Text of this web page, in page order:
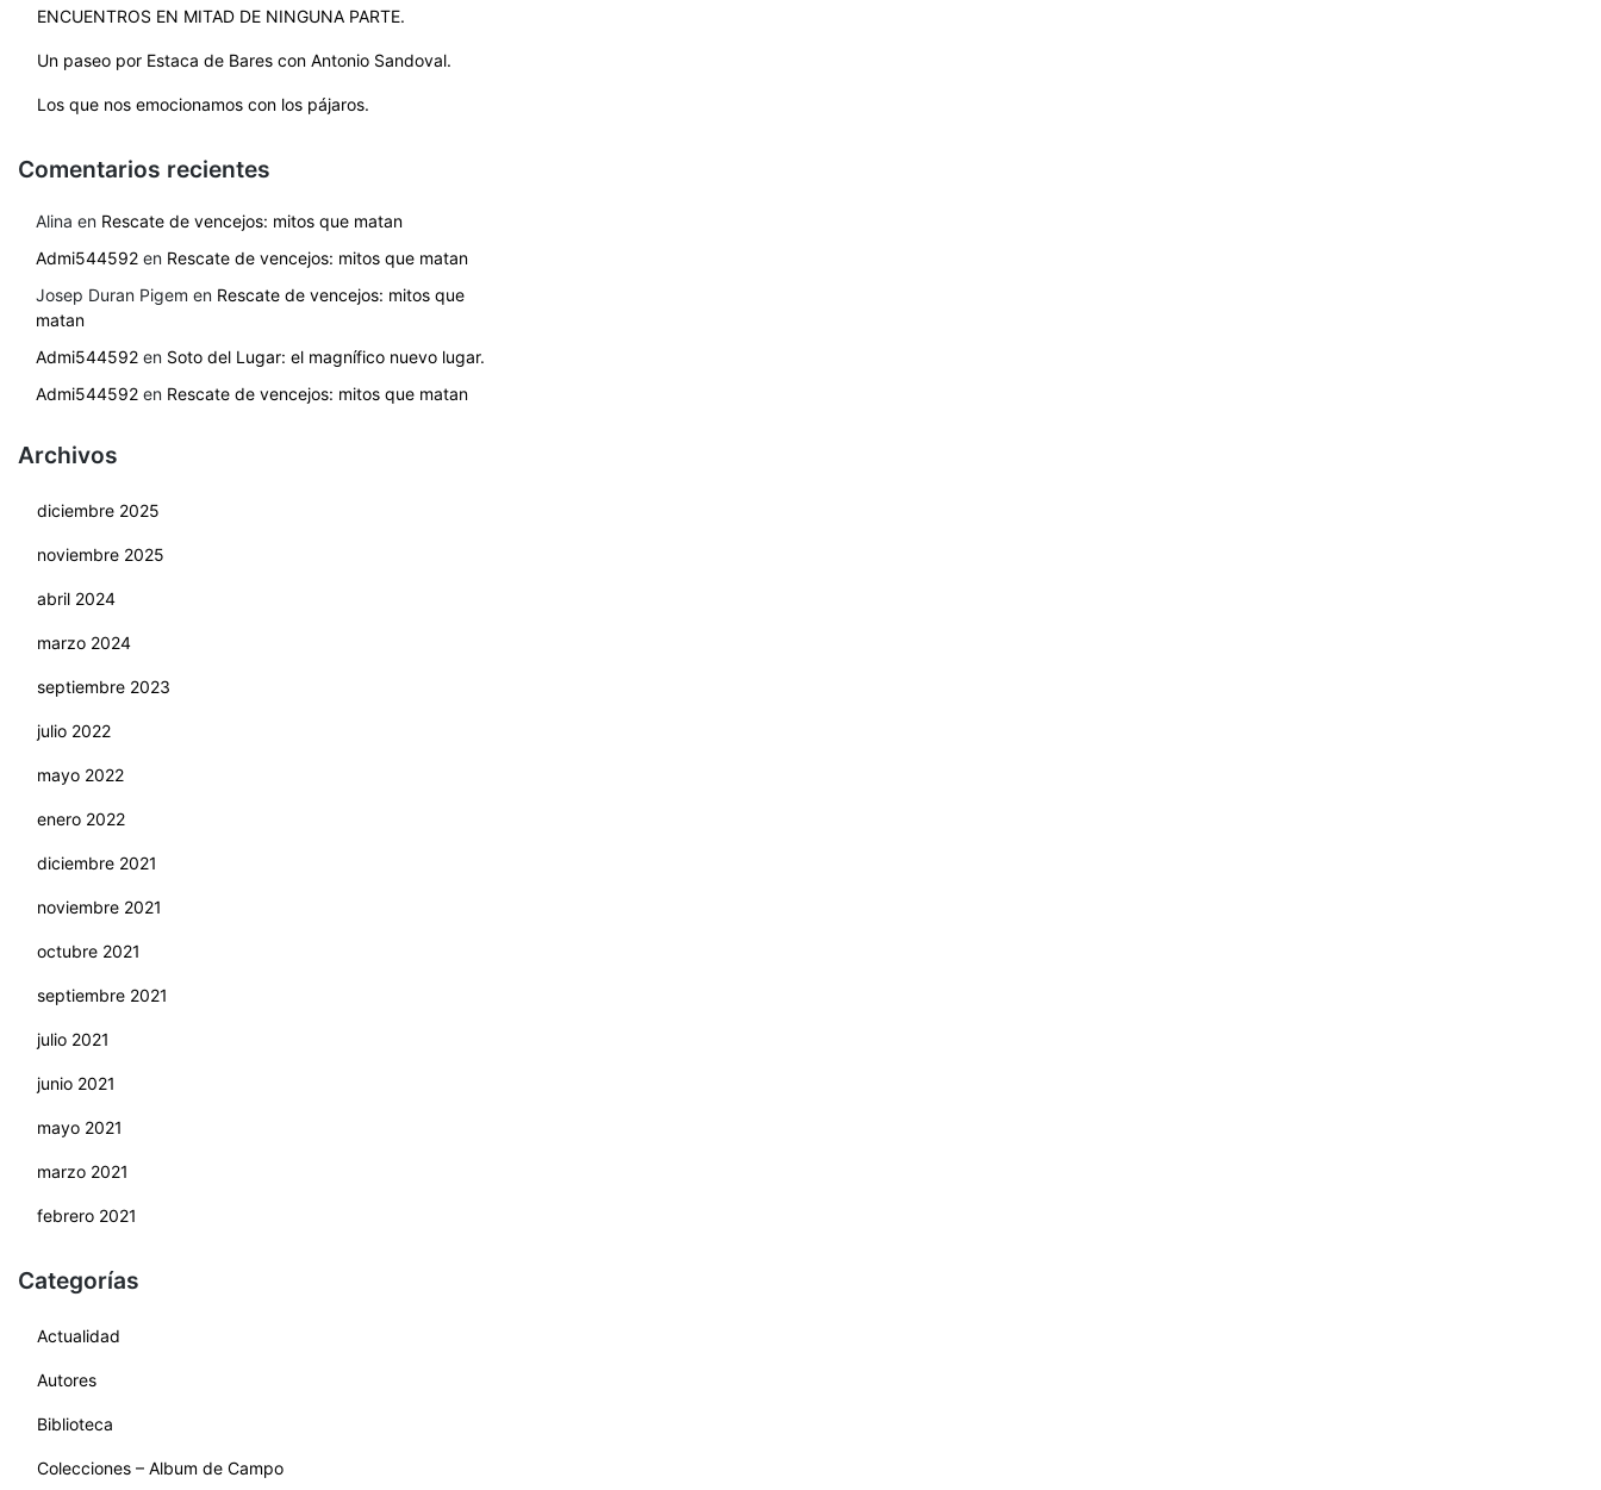
ENCUENTROS EN MITAD DE NINGUNA PARTE.
Un paseo por Estaca de Bares con Antonio Sandoval.
Los que nos emocionamos con los pájaros.
Comentarios recientes
Alina en Rescate de vencejos: mitos que matan
Admi544592 en Rescate de vencejos: mitos que matan
Josep Duran Pigem en Rescate de vencejos: mitos que
matan
Admi544592 en Soto del Lugar: el magnífico nuevo lugar.
Admi544592 en Rescate de vencejos: mitos que matan
Archivos
diciembre 2025
noviembre 2025
abril 2024
marzo 2024
septiembre 2023
julio 2022
mayo 2022
enero 2022
diciembre 2021
noviembre 2021
octubre 2021
septiembre 2021
julio 2021
junio 2021
mayo 2021
marzo 2021
febrero 2021
Categorías
Actualidad
Autores
Biblioteca
Colecciones – Album de Campo